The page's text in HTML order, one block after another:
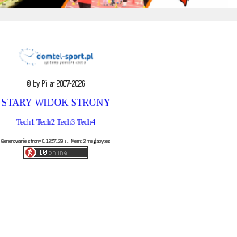
© by Pilar 2007-2026
STARY WIDOK STRONY
Tech1 Tech2Tech3Tech4
Generowanie strony 0.1357129 s. | Mem: 2 megabytes